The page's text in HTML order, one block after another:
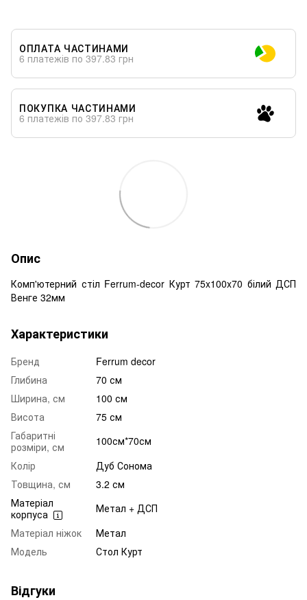
ОПЛАТА ЧАСТИНАМИ
6 платежів по 397.83 грн
ПОКУПКА ЧАСТИНАМИ
6 платежів по 397.83 грн
Опис
Комп'ютерний стіл Ferrum-decor Курт 75x100x70 білий ДСП
Венге 32мм
Характеристики
Бренд
Ferrum decor
Глибина
70 см
Ширина, см
100 см
Висота
75 см
Габаритні
розміри, см
100см*70см
Колір
Дуб Сонома
Товщина, см
3.2 см
Матеріал
корпуса
Метал + ДСП
Матеріал ніжок
Метал
Модель
Стол Курт
Відгуки